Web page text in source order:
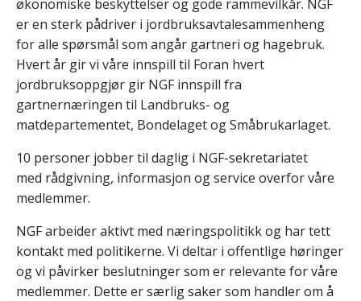
økonomiske beskyttelser og gode rammevilkår. NGF
er en sterk pådriver i jordbruksavtalesammenheng
for alle spørsmål som angår gartneri og hagebruk.
Hvert år gir vi våre innspill til Foran hvert
jordbruksoppgjør gir NGF innspill fra
gartnernæringen til Landbruks- og
matdepartementet, Bondelaget og Småbrukarlaget.
10 personer jobber til daglig i NGF-sekretariatet
med rådgivning, informasjon og service overfor våre
medlemmer.
NGF arbeider aktivt med næringspolitikk og har tett
kontakt med politikerne. Vi deltar i offentlige høringer
og vi påvirker beslutninger som er relevante for våre
medlemmer. Dette er særlig saker som handler om å